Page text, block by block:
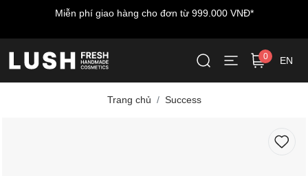
cho đơn từ 999.000 VNĐ*
Miễn phí vận chuyển
0 EN
Trang chủ Success